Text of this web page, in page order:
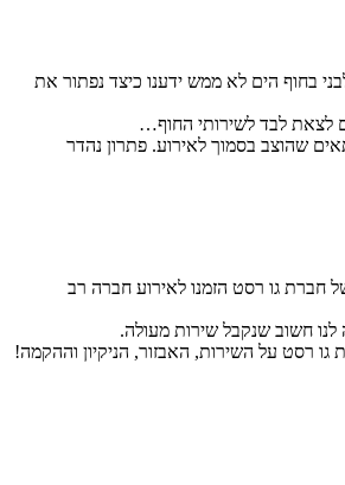
בחוף הים לא ממש ידענו כיצד נפתור את
לצאת לבד לשירותי החוף…
שהוצב בסמוך לאירוע. פתרון נהדר
חברת גו רסט הזמנו לאירוע חברה רב
גו רסט על השירות, האבזור, הניקיון וההקמה!